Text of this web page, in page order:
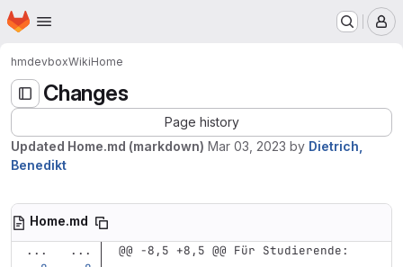
Skip to main content
Homepage
hmdevboxWikiHome
Changes
Page history
Updated Home.md (markdown) Mar 03, 2023 by Dietrich,
Benedikt
Home.md
...
... @@ -8,5 +8,5 @@ Für Studierende: